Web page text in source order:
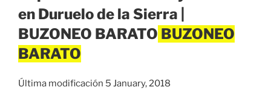
en Duruelo de la Sierra |
BUZONEO BARATO
Última modificación 5 January, 2018